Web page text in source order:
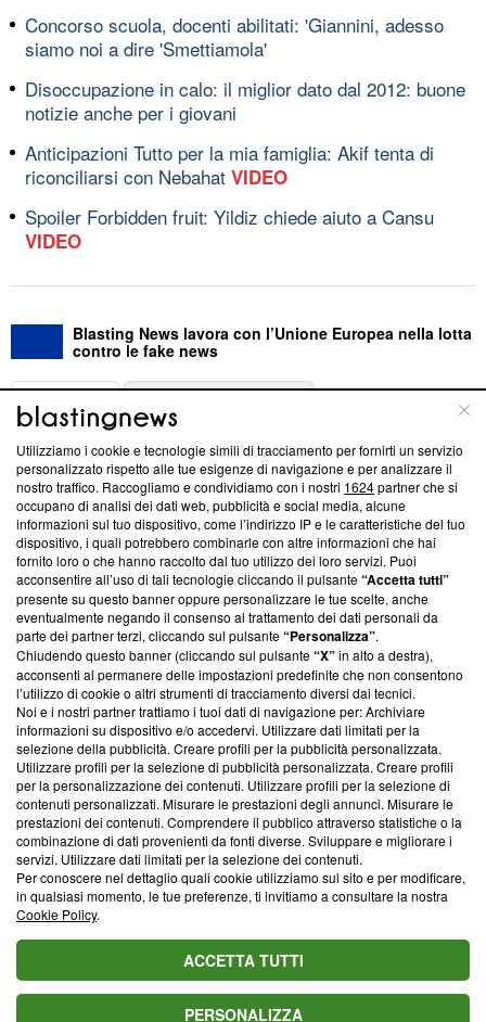
Concorso scuola, docenti abilitati: 'Giannini, adesso
siamo noi a dire 'Smettiamola'
Disoccupazione in calo: il miglior dato dal 2012: buone
notizie anche per i giovani
Anticipazioni Tutto per la mia famiglia: Akif tenta di
riconciliarsi con Nebahat VIDEO
Spoiler Forbidden fruit: Yildiz chiede aiuto a Cansu
VIDEO
Blasting News lavora con l’Unione Europea nella lotta
contro le fake news
ABOUT
Questa sezione offre informazioni trasparenti su Blasting
News, sui nostri processi editoriali e su come ci impegniamo a
creare news di qualità. Inoltre, afferma la nostra aderenza a
‘Trust Project - News with Integrity’Blasting News non è
ancora membro del programma, ma ha richiesto di farne
parte; Trust Project non ha ancora effettuato una verifica di
conformità agli standard.
Su di noi
Team editoriale
Corporate
Redazione
Informativa Privacy
Cookie Policy
Blasting SA, IDI CHE-247.845.224, Via Carlo Frasca, 3 - 6900
Lugano (Svizzera) Tel:+39 0690258937
© 2026 Blasting News
Utilizziamo i cookie e tecnologie simili di tracciamento per fornirti un servizio
personalizzato rispetto alle tue esigenze di navigazione e per analizzare il
nostro traffico. Raccogliamo e condividiamo con i nostri 1624partner che si
occupano di analisi dei dati web, pubblicità e social media, alcune
informazioni sul tuo dispositivo, come l’indirizzo IP e le caratteristiche del tuo
dispositivo, i quali potrebbero combinarle con altre informazioni che hai
fornito loro o che hanno raccolto dal tuo utilizzo dei loro servizi. Puoi
acconsentire all’uso di tali tecnologie cliccando il pulsante“Accetta tutti”
presente su questo banner oppure personalizzare le tue scelte, anche
eventualmente negando il consenso al trattamento dei dati personali da
parte dei partner terzi, cliccando sul pulsante“Personalizza”.
Chiudendo questo banner (cliccando sul pulsante“X”in alto a destra),
acconsenti al permanere delle impostazioni predefinite che non consentono
l’utilizzo di cookie o altri strumenti di tracciamento diversi dai tecnici.
Noi e i nostri partner trattiamo i tuoi dati di navigazione per: Archiviare
informazioni su dispositivo e/o accedervi. Utilizzare dati limitati per la
selezione della pubblicità. Creare profili per la pubblicità personalizzata.
Utilizzare profili per la selezione di pubblicità personalizzata. Creare profili
per la personalizzazione dei contenuti. Utilizzare profili per la selezione di
contenuti personalizzati. Misurare le prestazioni degli annunci. Misurare le
prestazioni dei contenuti. Comprendere il pubblico attraverso statistiche o la
combinazione di dati provenienti da fonti diverse. Sviluppare e migliorare i
servizi. Utilizzare dati limitati per la selezione dei contenuti.
Per conoscere nel dettaglio quali cookie utilizziamo sul sito e per modificare,
in qualsiasi momento, le tue preferenze, ti invitiamo a consultare la nostra
Cookie Policy.
ACCETTA TUTTI
PERSONALIZZA